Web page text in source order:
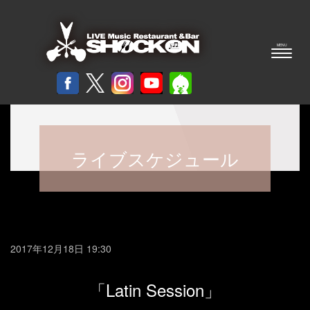
ライブスケジュール
2017年12月18日 19:30
「Latin Session」